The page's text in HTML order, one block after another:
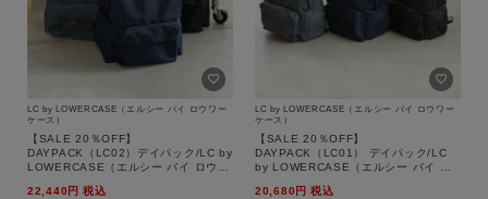
LC by LOWERCASE（エルシー バイ ロウワー
ケース）
【SALE 20％OFF】
DAYPACK（LC02）デイパック/LC by
LOWERCASE（エルシー バイ ロウワ
22,440
税込
LC by LOWERCASE（エルシー バイ ロウワー
ケース）
【SALE 20％OFF】
DAYPACK（LC01） デイパック/LC
by LOWERCASE（エルシー バイ ロ
20,680
税込